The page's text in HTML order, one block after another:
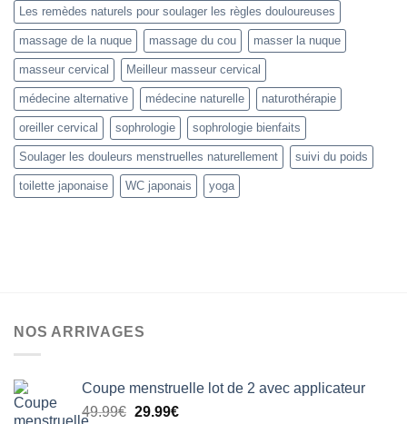
Les remèdes naturels pour soulager les règles douloureuses
massage de la nuque massage du cou masser la nuque
masseur cervical Meilleur masseur cervical
médecine alternative médecine naturelle naturothérapie
oreiller cervical sophrologie sophrologie bienfaits
Soulager les douleurs menstruelles naturellement suivi du poids
toilette japonaise WC japonais yoga
NOS ARRIVAGES
Coupe menstruelle lot de 2 avec applicateur
49.99€ Le
29.99€Le